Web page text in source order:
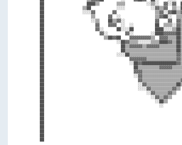
██                    ████▒▒        ▒▒▒▒
██                  ▒▒██            ░░░░
██                  ░░░░▓▓        ▓▓
██                      ▒▒      ▓▓  ░░
██                      ░░▒▒    ██▒▒▓▓░░
██                        ▓▓    ▓▓▓▓  ░░  ░░          ██
██                        ▓▓░░      ██░░░░██
██                          ▓▓░░        ▓▓░░
██                            ▒▒██▓▓██    ▓▓▓▓▓▓▓▓▓▓▒▒
██
██
██
██
██
██
██
██
██
██
██
██
██
██
██
██